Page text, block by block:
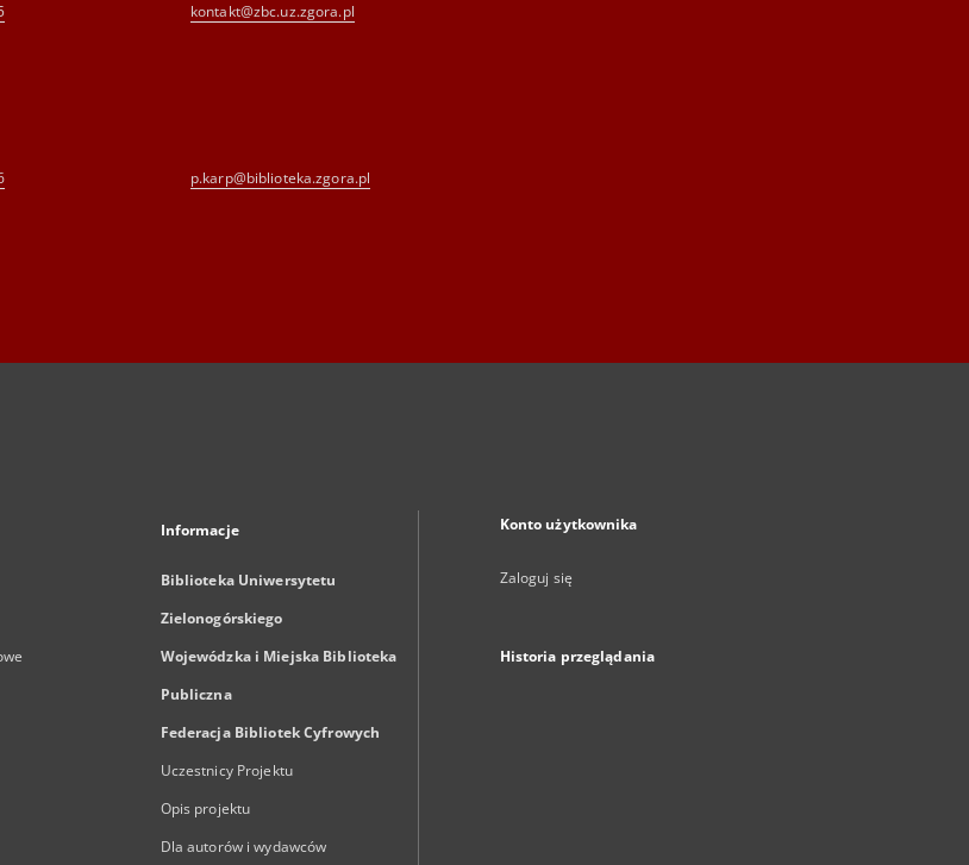
kontakt@zbc.uz.zgora.pl
p.karp@biblioteka.zgora.pl
Informacje
Biblioteka Uniwersytetu
Zielonogórskiego
Wojewódzka i Miejska Biblioteka
Publiczna
Federacja Bibliotek Cyfrowych
Uczestnicy Projektu
Opis projektu
Dla autorów i wydawców
Konto użytkownika
Zaloguj się
Historia przeglądania